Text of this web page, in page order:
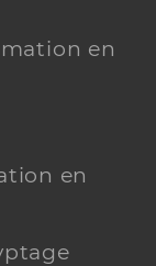
en
en